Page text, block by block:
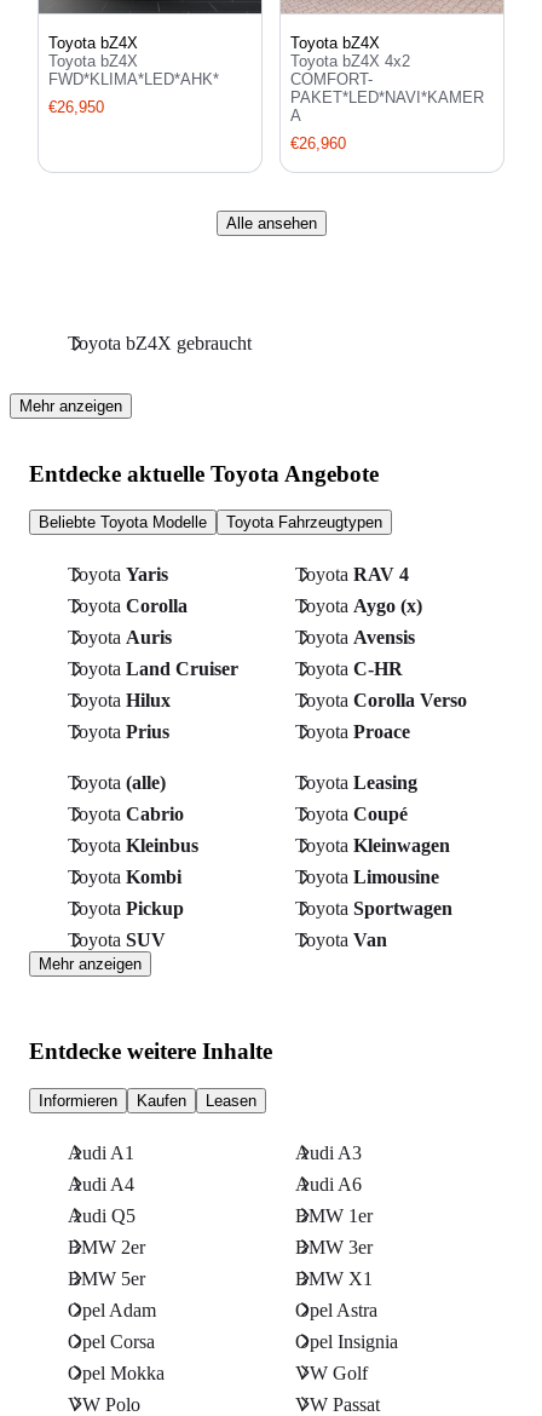
Toyota bZ4X
Toyota bZ4X
FWD*KLIMA*LED*AHK*
€26,950
Toyota bZ4X
Toyota bZ4X 4x2
COMFORT-
PAKET*LED*NAVI*KAMER
A
€26,960
Alle ansehen
Toyota bZ4X gebraucht
Mehr anzeigen
Entdecke aktuelle Toyota Angebote
Beliebte Toyota Modelle Toyota Fahrzeugtypen
Toyota Yaris Toyota RAV 4
Toyota Corolla Toyota Aygo (x)
Toyota Auris Toyota Avensis
Toyota Land Cruiser Toyota C-HR
Toyota Hilux Toyota Corolla Verso
Toyota Prius Toyota Proace
Toyota (alle) Toyota Leasing
Toyota Cabrio Toyota Coupé
Toyota Kleinbus Toyota Kleinwagen
Toyota Kombi Toyota Limousine
Toyota Pickup Toyota Sportwagen
Toyota SUV Toyota Van
Mehr anzeigen
Entdecke weitere Inhalte
Informieren Kaufen Leasen
Audi A1
Audi A3
Audi A4
Audi A6
Audi Q5
BMW 1er
BMW 2er
BMW 3er
BMW 5er
BMW X1
Opel Adam
Opel Astra
Opel Corsa
Opel Insignia
Opel Mokka
VW Golf
VW Polo
VW Passat